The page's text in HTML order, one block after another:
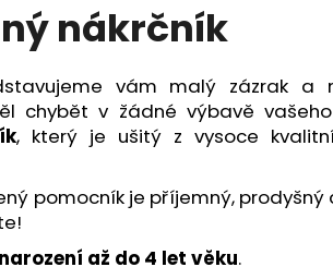
nákrčník
vám malý zázrak a
chybět v žádné výbavě
, který je ušitý z vysoce
pomocník je příjemný,
až do 4 let věku.